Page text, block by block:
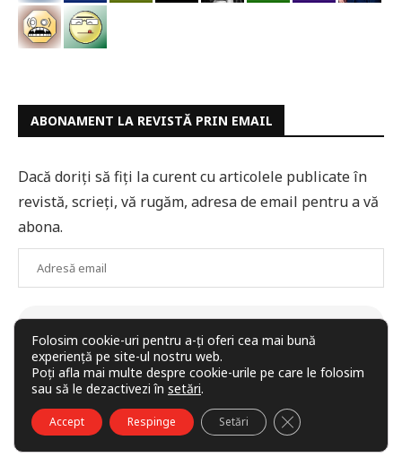
ABONAMENT LA REVISTĂ PRIN EMAIL
Dacă doriți să fiți la curent cu articolele publicate în
revistă, scrieți, vă rugăm, adresa de email pentru a vă
abona.
Adresă
ABONARE
Alătură-te celorlalți 56 de abonați.
RUBRICI
Folosim cookie-uri pentru a-ți oferi cea mai bună
experiență pe site-ul nostru web.
Poți afla mai multe despre cookie-urile pe care le folosim
sau să le dezactivezi în setări.
Accept Respinge Setări CLOSE GDPR